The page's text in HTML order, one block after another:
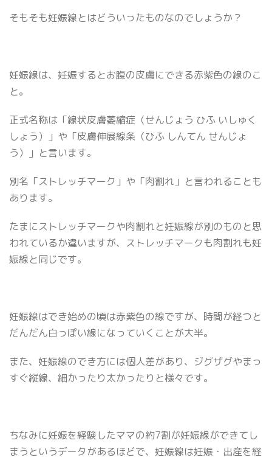
そもそも妊娠線とはどういったものなのでしょうか？
妊娠線は、妊娠するとお腹の皮膚にできる赤紫色の線のこ
と。
正式名称は「線状皮膚萎縮症（せんじょう ひふ いしゅく
しょう）」や「皮膚伸展線条（ひふ しんてん せんじょ
う）」と言います。
別名「ストレッチマーク」や「肉割れ」と言われることも
あります。
たまにストレッチマークや肉割れと妊娠線が別のものと思
われているか違いますが、ストレッチマークも肉割れも妊
娠線と同じです。
妊娠線はでき始めの頃は赤紫色の線ですが、時間が経つと
だんだん白っぽい線になっていくことが大半。
また、妊娠線のでき方には個人差があり、ジグザグやまっ
すぐ縦線、細かったり太かったりと様々です。
ちなみに妊娠を経験したママの約7割が妊娠線ができてし
まうというデータがあるほどで、妊娠線は妊娠・出産を経